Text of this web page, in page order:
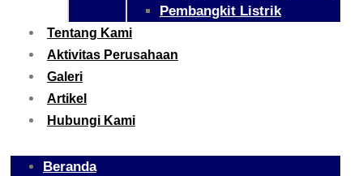
Pembangkit Listrik
Tentang Kami
Aktivitas Perusahaan
Galeri
Artikel
Hubungi Kami
Beranda